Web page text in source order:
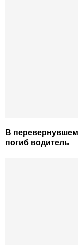
В
погиб водитель